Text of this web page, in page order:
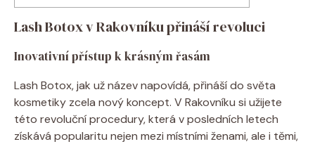
Lash Botox v Rakovníku přináší revoluci
Inovativní přístup k krásným řasám
Lash Botox, jak už název napovídá, přináší do světa
kosmetiky zcela nový koncept. V Rakovníku si užijete
této revoluční procedury, která v posledních letech
získává popularitu nejen mezi místními ženami, ale i těmi,